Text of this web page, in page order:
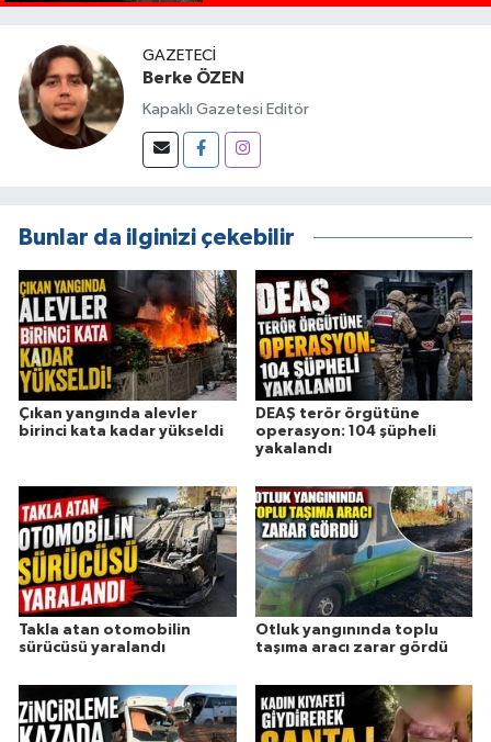
GAZETECI
Berke ÖZEN
Kapaklı Gazetesi Editör
Bunlar da ilginizi çekebilir
Çıkan yangında alevler
birinci kata kadar yükseldi
DEAŞ terör örgütüne
operasyon: 104 şüpheli
yakalandı
Takla atan otomobilin
sürücüsü yaralandı
Otluk yangınında toplu
taşıma aracı zarar gördü